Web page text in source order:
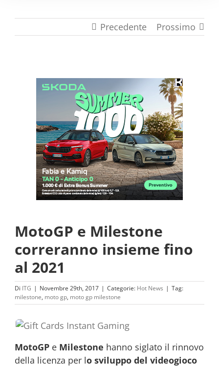
Precedente Prossimo
MotoGP e Milestone
correranno insieme fino
al 2021
Di ITG | Novembre 29th, 2017 | Categorie: Hot News | Tag:
milestone, moto gp, moto gp milestone
MotoGP e Milestone hanno siglato il rinnovo
della licenza per lo sviluppo del videogioco